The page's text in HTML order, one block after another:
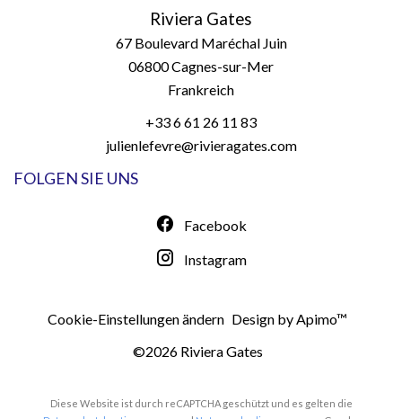
Riviera Gates
67 Boulevard Maréchal Juin
06800Cagnes-sur-Mer
Frankreich
+33 6 61 26 11 83
julienlefevre@rivieragates.com
FOLGEN SIE UNS
Facebook
Instagram
Cookie-Einstellungen ändern Design byApimo™
©2026 Riviera Gates
Diese Website ist durch reCAPTCHA geschützt und es gelten die